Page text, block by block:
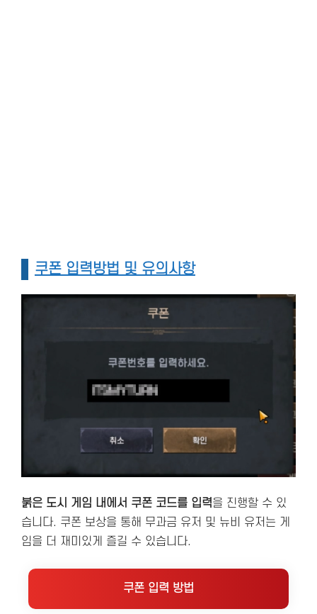
쿠폰 입력방법 및 유의사항
붉은 도시 게임 내에서 쿠폰 코드를 입력을 진행할 수 있
습니다. 쿠폰 보상을 통해 무과금 유저 및 뉴비 유저는 게
임을 더 재미있게 즐길 수 있습니다.
쿠폰 입력 방법